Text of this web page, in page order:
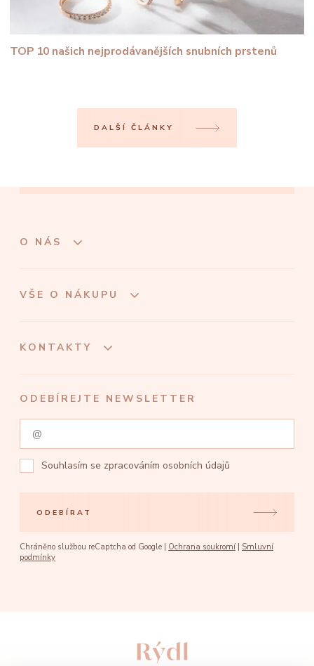
TOP 10 našich nejprodávanějších snubních prstenů
DALŠÍ ČLÁNKY
O NÁS
VŠE O NÁKUPU
KONTAKTY
ODEBÍREJTE NEWSLETTER
Souhlasím se zpracováním osobních údajů
ODEBÍRAT
Chráněno službou reCaptcha od Google | Ochrana soukromí
Smluvní
podmínky